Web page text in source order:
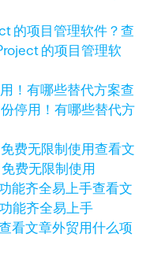
查
的项目管理软
查
停用！有哪些替代方
查看文
费无限制使用
查看文
能齐全易上手
看文章外贸用什么项